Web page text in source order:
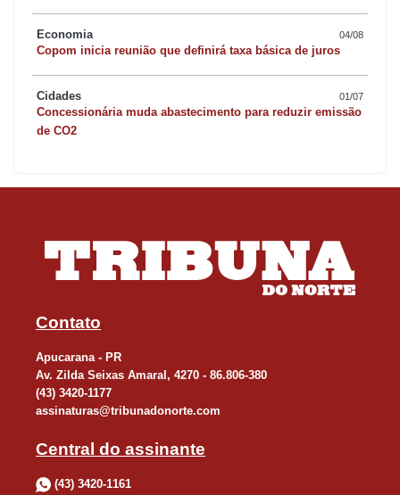
Economia 04/08
Copom inicia reunião que definirá taxa básica de juros
Cidades 01/07
Concessionária muda abastecimento para reduzir emissão
de CO2
Contato
Apucarana - PR
Av. Zilda Seixas Amaral, 4270 - 86.806-380
(43) 3420-1177
assinaturas@tribunadonorte.com
Central do assinante
(43) 3420-1161